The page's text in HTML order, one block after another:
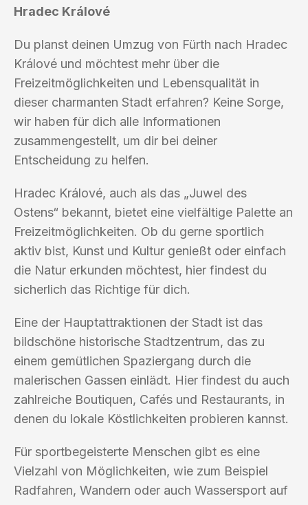
Hradec Králové
Du planst deinen Umzug von Fürth nach Hradec
Králové und möchtest mehr über die
Freizeitmöglichkeiten und Lebensqualität in
dieser charmanten Stadt erfahren? Keine Sorge,
wir haben für dich alle Informationen
zusammengestellt, um dir bei deiner
Entscheidung zu helfen.
Hradec Králové, auch als das „Juwel des
Ostens“ bekannt, bietet eine vielfältige Palette an
Freizeitmöglichkeiten. Ob du gerne sportlich
aktiv bist, Kunst und Kultur genießt oder einfach
die Natur erkunden möchtest, hier findest du
sicherlich das Richtige für dich.
Eine der Hauptattraktionen der Stadt ist das
bildschöne historische Stadtzentrum, das zu
einem gemütlichen Spaziergang durch die
malerischen Gassen einlädt. Hier findest du auch
zahlreiche Boutiquen, Cafés und Restaurants, in
denen du lokale Köstlichkeiten probieren kannst.
Für sportbegeisterte Menschen gibt es eine
Vielzahl von Möglichkeiten, wie zum Beispiel
Radfahren, Wandern oder auch Wassersport auf